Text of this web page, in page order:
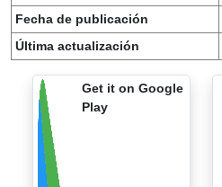
Fecha de publicación
Última actualización
Get it on Google
Play